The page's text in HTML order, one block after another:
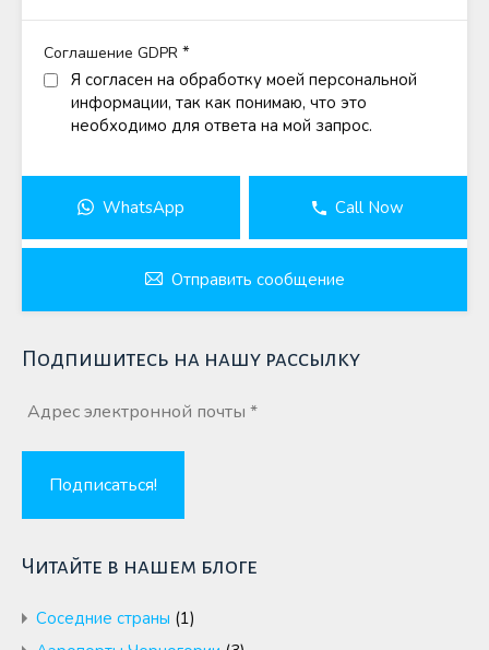
Соглашение GDPR *
Я согласен на обработку моей персональной
информации, так как понимаю, что это
необходимо для ответа на мой запрос.
WhatsApp Call Now
Отправить сообщение
Подпишитесь на нашу рассылку
Читайте в нашем блоге
Cоседние страны (1)